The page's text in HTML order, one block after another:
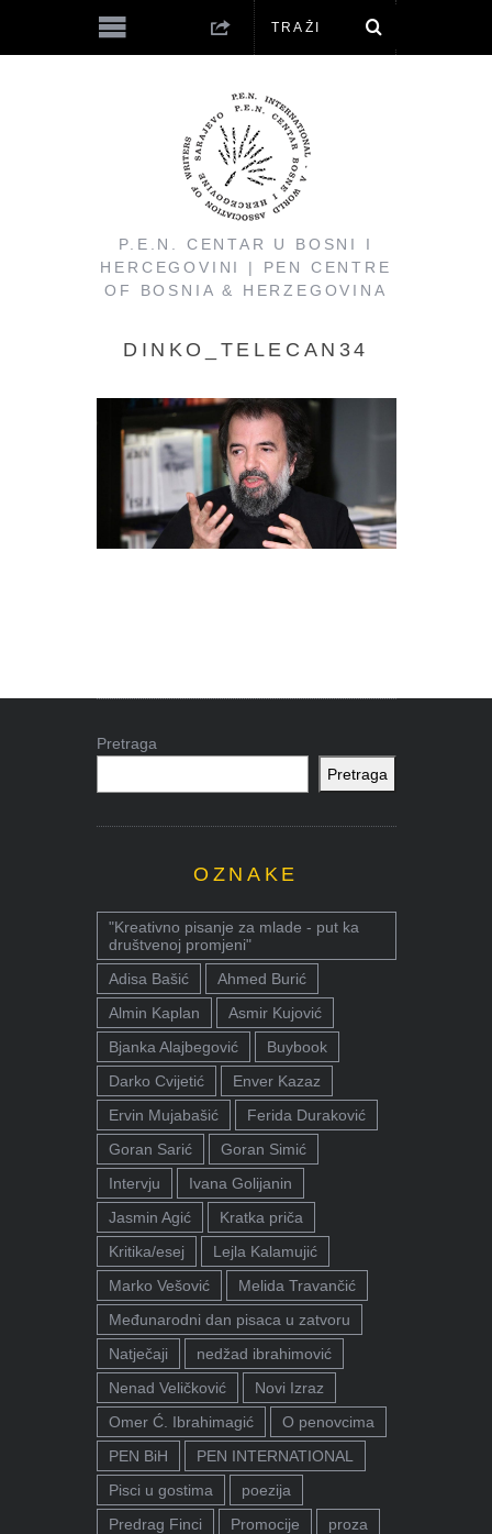
P.E.N. CENTAR U BOSNI I
HERCEGOVINI | PEN CENTRE
OF BOSNIA & HERZEGOVINA
DINKO_TELECAN34
Pretraga
Pretraga
OZNAKE
"Kreativno pisanje za mlade - put ka
društvenoj promjeni"
Adisa Bašić
Ahmed Burić
Almin Kaplan
Asmir Kujović
Bjanka Alajbegović
Buybook
Darko Cvijetić
Enver Kazaz
Ervin Mujabašić
Ferida Duraković
Goran Sarić
Goran Simić
Intervju
Ivana Golijanin
Jasmin Agić
Kratka priča
Kritika/esej
Lejla Kalamujić
Marko Vešović
Melida Travančić
Međunarodni dan pisaca u zatvoru
Natječaji
nedžad ibrahimović
Nenad Veličković
Novi Izraz
Omer Ć. Ibrahimagić
O penovcima
PEN BiH
PEN INTERNATIONAL
Pisci u gostima
poezija
Predrag Finci
Promocije
proza